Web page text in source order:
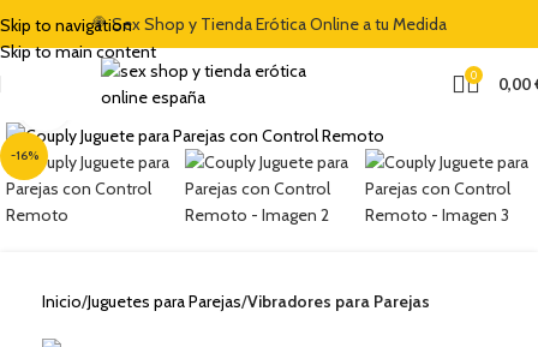
Skip to navigation
Skip to main content
🍭 Sex Shop y Tienda Erótica Online a tu Medida
0 0,00
-16%
Clic para ampliar
Inicio Juguetes para Parejas Vibradores para Parejas